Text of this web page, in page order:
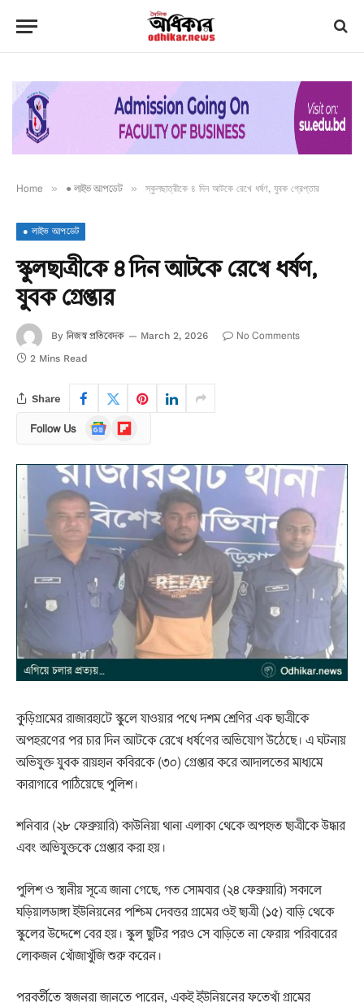
Home » ● লাইভ আপডেট » স্কুলছাত্রীকে ৪ দিন আটকে রেখে ধর্ষণ, যুবক গ্রেপ্তার
● লাইভ আপডেট
স্কুলছাত্রীকে ৪ দিন আটকে রেখে ধর্ষণ,
যুবক গ্রেপ্তার
By নিজস্ব প্রতিবেদক March 2, 2026 No Comments
2 Mins Read
Share
Follow Us
Google
News
Flipboard
কুড়িগ্রামের রাজারহাটে স্কুলে যাওয়ার পথে দশম শ্রেণির এক ছাত্রীকে
অপহরণের পর চার দিন আটকে রেখে ধর্ষণের অভিযোগ উঠেছে। এ ঘটনায়
অভিযুক্ত যুবক রায়হান কবিরকে (৩০) গ্রেপ্তার করে আদালতের মাধ্যমে
কারাগারে পাঠিয়েছে পুলিশ।
শনিবার (২৮ ফেব্রুয়ারি) কাউনিয়া থানা এলাকা থেকে অপহৃত ছাত্রীকে উদ্ধার
এবং অভিযুক্তকে গ্রেপ্তার করা হয়।
পুলিশ ও স্থানীয় সূত্রে জানা গেছে, গত সোমবার (২৪ ফেব্রুয়ারি) সকালে
ঘড়িয়ালডাঙ্গা ইউনিয়নের পশ্চিম দেবত্তর গ্রামের ওই ছাত্রী (১৫) বাড়ি থেকে
স্কুলের উদ্দেশে বের হয়। স্কুল ছুটির পরও সে বাড়িতে না ফেরায় পরিবারের
লোকজন খোঁজাখুঁজি শুরু করেন।
পরবর্তীতে স্বজনরা জানতে পারেন, একই ইউনিয়নের ফতেখাঁ গ্রামের